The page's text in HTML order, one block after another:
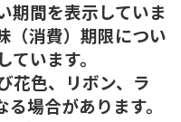
期間を表示していま
（消費）期限につい
います。
花色、リボン、ラ
場合があります。